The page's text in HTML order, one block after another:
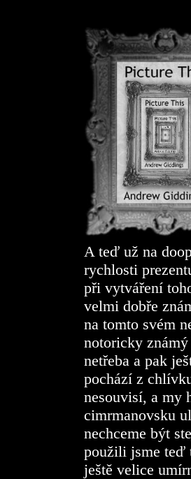
A teď už na
rychlosti
při vytváření
velmi dobře
na tomto svém
notoricky
netřeba a pak
pochází z
nesouvisí, a my
cimrmanovsku
nechceme být
použili jsme teď
ještě velice